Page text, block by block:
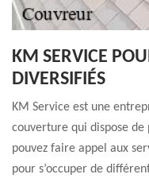
KM SERVICE
DIVERSIFIÉS
KM Service est une
couverture qui dispose de
pouvez faire appel aux
pour s’occuper de